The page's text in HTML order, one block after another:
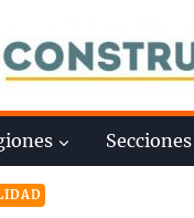
Secciones